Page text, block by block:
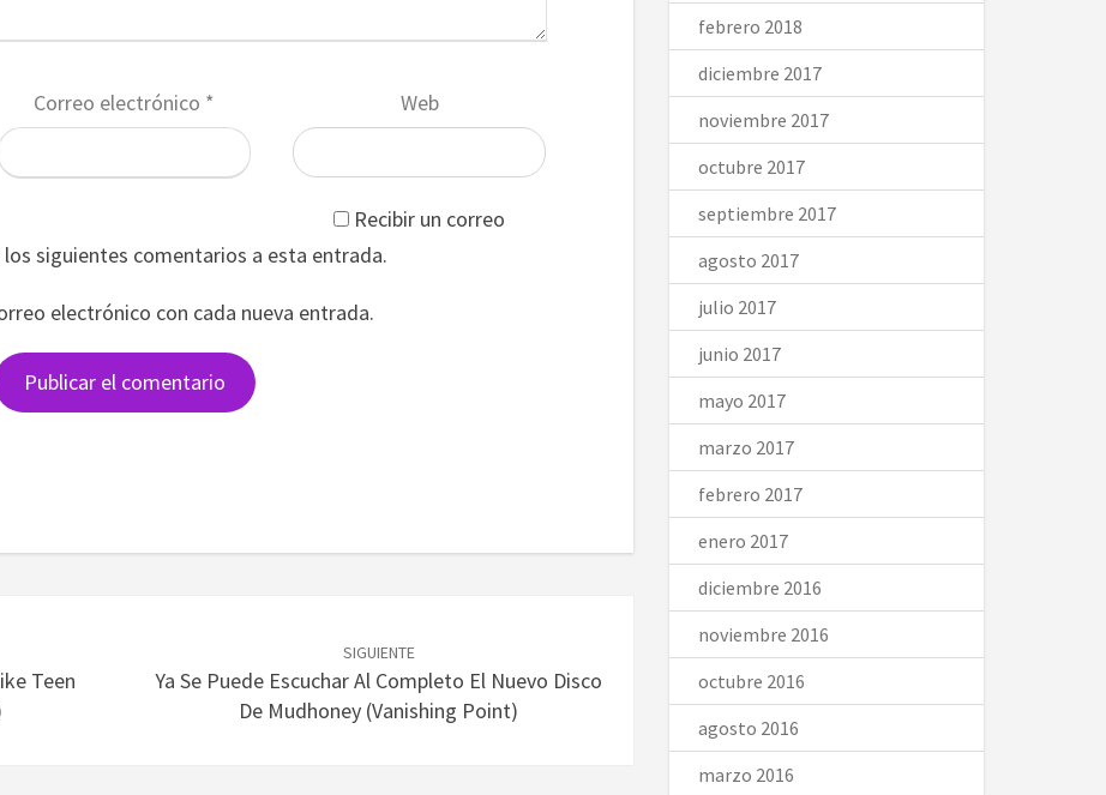
Correo electrónico * Web
Recibir un correo
siguientes comentarios a esta entrada.
electrónico con cada nueva entrada.
Teen
SIGUIENTE
Ya Se Puede Escuchar Al Completo El Nuevo Disco
De Mudhoney (Vanishing Point)
febrero 2018
diciembre 2017
noviembre 2017
octubre 2017
septiembre 2017
agosto 2017
julio 2017
junio 2017
mayo 2017
marzo 2017
febrero 2017
enero 2017
diciembre 2016
noviembre 2016
octubre 2016
agosto 2016
marzo 2016